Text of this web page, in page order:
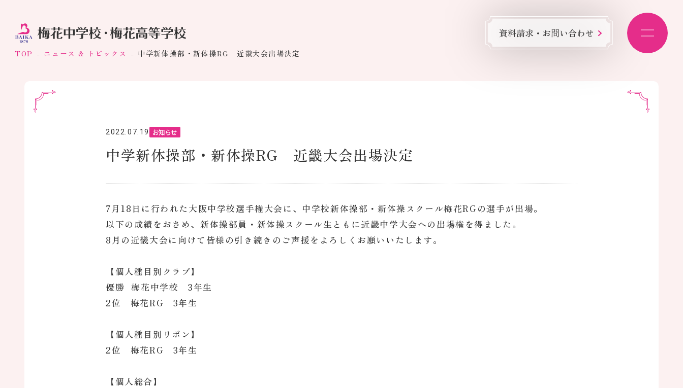
資料請求・お問い合わせ
TOP ニュース & トピックス 中学新体操部・新体操RG 近畿大会出場決定
2022.07.19 お知らせ
中学新体操部・新体操RG 近畿大会出場決定
7月18日に行われた大阪中学校選手権大会に、中学校新体操部・新体操スクール梅花RGの選手が出場。
以下の成績をおさめ、新体操部員・新体操スクール生ともに近畿中学大会への出場権を得ました。
8月の近畿大会に向けて皆様の引き続きのご声援をよろしくお願いいたします。
【個人種目別クラブ】
優勝 梅花中学校 3年生
2位 梅花RG 3年生
【個人種目別リボン】
2位 梅花RG 3年生
【個人総合】